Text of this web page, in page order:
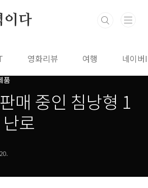
이다
영화리뷰 여행 네이
품
매 중인 침낭형 1
로